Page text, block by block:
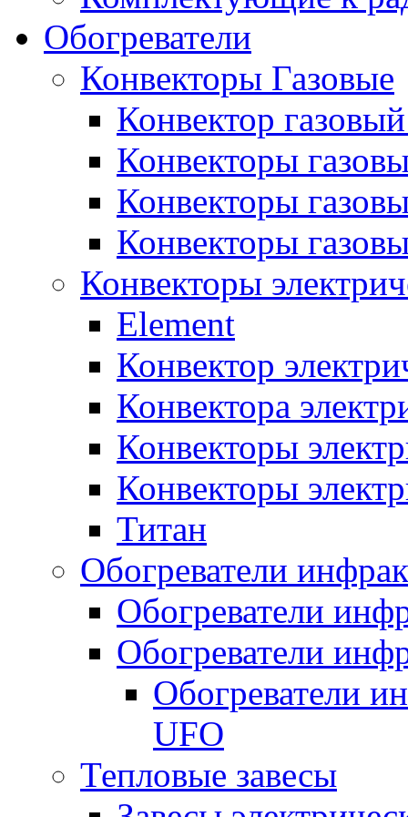
Обогреватели
Конвекторы Газовые
Конвектор
Конвекторы
Конвекторы
Конвекторы
Конвекторы
Element
Конвектор
Конвектора
Конвекторы
Конвекторы
Титан
Обогреватели
Обогреватели
Обогреватели
Обогреватели
UFO
Тепловые завесы